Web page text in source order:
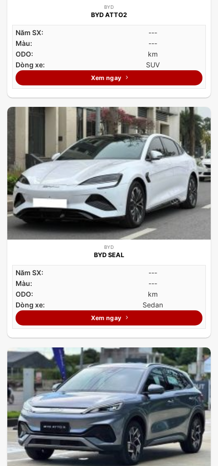
BYD
BYD ATTO2
Năm SX:
---
Màu:
---
ODO:
km
Dòng xe:
SUV
Xem ngay
BYD
BYD SEAL
Năm SX:
---
Màu:
---
ODO:
km
Dòng xe:
Sedan
Xem ngay